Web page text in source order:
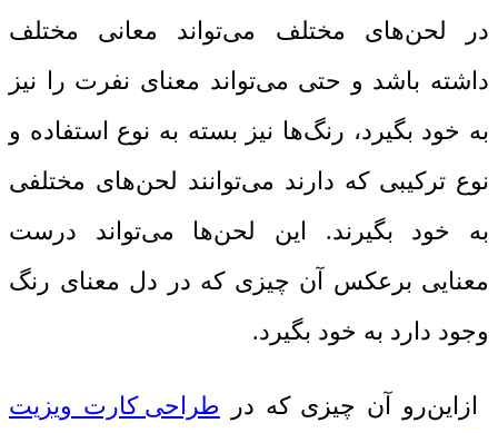
در لحن‌های مختلف می‌تواند معانی مختلف
داشته باشد و حتی می‌تواند معنای نفرت را نیز
به خود بگیرد، رنگ‌ها نیز بسته به نوع استفاده و
نوع ترکیبی که دارند می‌توانند لحن‌های مختلفی
به خود بگیرند. این لحن‌ها می‌تواند درست
معنایی برعکس آن چیزی که در دل معنای رنگ
وجود دارد به خود بگیرد.
ازاین‌رو آن چیزی که در طراحی کارت ویزیت